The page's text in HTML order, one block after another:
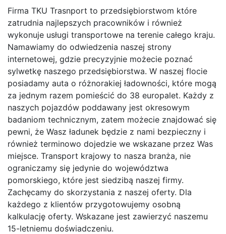
Firma TKU Trasnport to przedsiębiorstwom które
zatrudnia najlepszych pracowników i również
wykonuje usługi transportowe na terenie całego kraju.
Namawiamy do odwiedzenia naszej strony
internetowej, gdzie precyzyjnie możecie poznać
sylwetkę naszego przedsiębiorstwa. W naszej flocie
posiadamy auta o różnorakiej ładowności, które mogą
za jednym razem pomieścić do 38 europalet. Każdy z
naszych pojazdów poddawany jest okresowym
badaniom technicznym, zatem możecie znajdować się
pewni, że Wasz ładunek będzie z nami bezpieczny i
również terminowo dojedzie we wskazane przez Was
miejsce. Transport krajowy to nasza branża, nie
ograniczamy się jedynie do województwa
pomorskiego, które jest siedzibą naszej firmy.
Zachęcamy do skorzystania z naszej oferty. Dla
każdego z klientów przygotowujemy osobną
kalkulację oferty. Wskazane jest zawierzyć naszemu
15-letniemu doświadczeniu.